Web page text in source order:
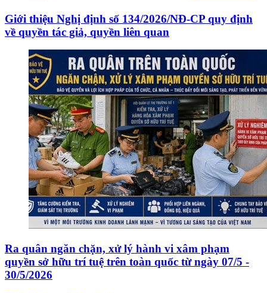
Giới thiệu Nghị định số 134/2026/NĐ-CP quy định
về quyền tác giả, quyền liên quan
Ra quân ngăn chặn, xử lý hành vi xâm phạm
quyền sở hữu trí tuệ trên toàn quốc từ ngày 07/5 -
30/5/2026